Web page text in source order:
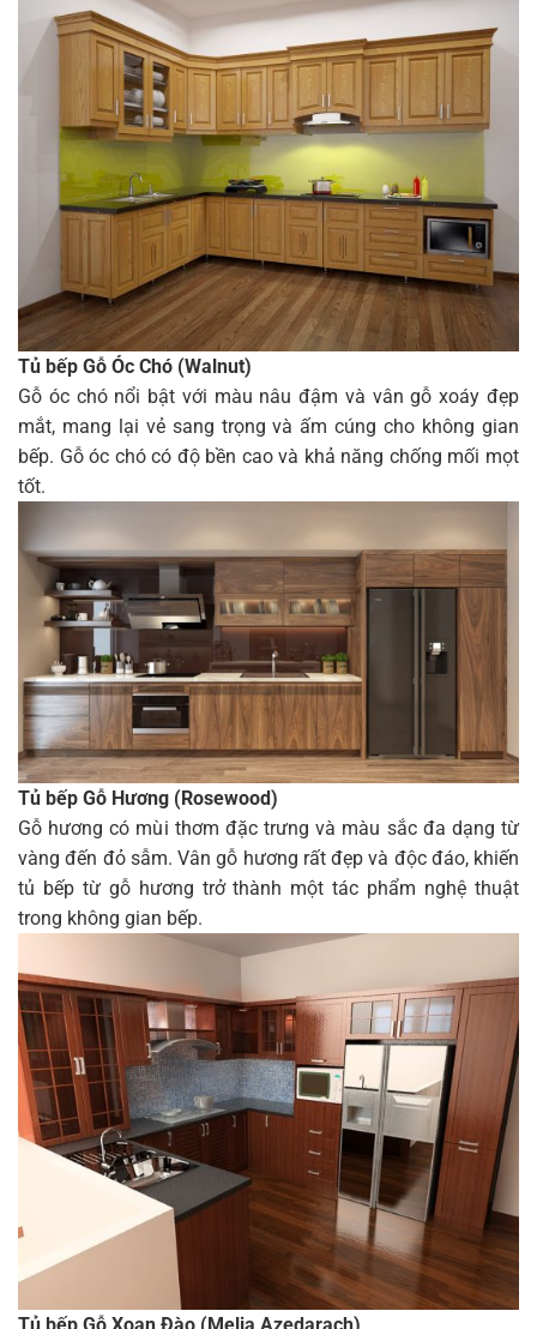
Tủ bếp Gỗ Óc Chó (Walnut)
Gỗ óc chó nổi bật với màu nâu đậm và vân gỗ xoáy đẹp
mắt, mang lại vẻ sang trọng và ấm cúng cho không gian
bếp. Gỗ óc chó có độ bền cao và khả năng chống mối mọt
tốt.
Tủ bếp Gỗ Hương (Rosewood)
Gỗ hương có mùi thơm đặc trưng và màu sắc đa dạng từ
vàng đến đỏ sẫm. Vân gỗ hương rất đẹp và độc đáo, khiến
tủ bếp từ gỗ hương trở thành một tác phẩm nghệ thuật
trong không gian bếp.